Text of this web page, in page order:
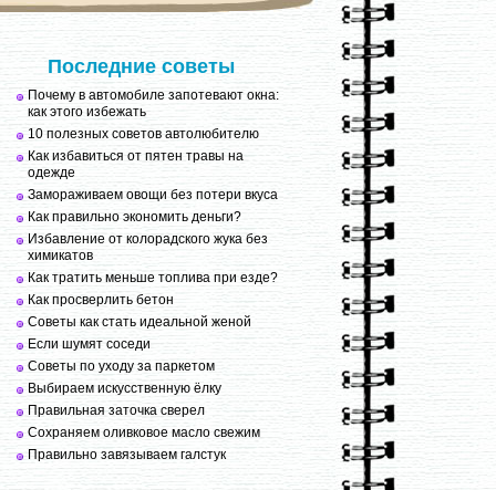
Последние советы
Почему в автомобиле запотевают окна:
как этого избежать
10 полезных советов автолюбителю
Как избавиться от пятен травы на
одежде
Замораживаем овощи без потери вкуса
Как правильно экономить деньги?
Избавление от колорадского жука без
химикатов
Как тратить меньше топлива при езде?
Как просверлить бетон
Советы как стать идеальной женой
Если шумят соседи
Советы по уходу за паркетом
Выбираем искусственную ёлку
Правильная заточка сверел
Сохраняем оливковое масло свежим
Правильно завязываем галстук